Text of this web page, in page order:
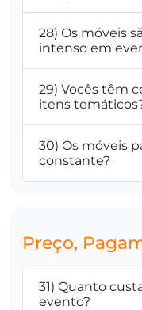
28) Os móveis
intenso em
29) Vocês têm
itens
30) Os móveis
constante?
Preço,
31) Quanto
evento?